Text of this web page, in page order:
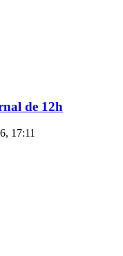
de 12h
17:11